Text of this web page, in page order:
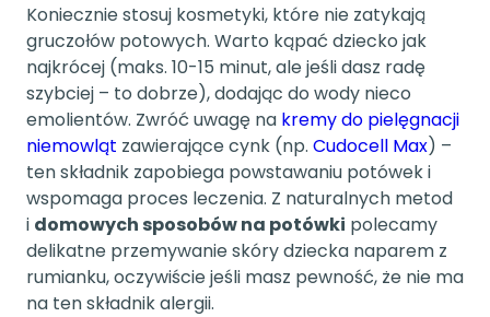
Koniecznie stosuj kosmetyki, które nie zatykają
gruczołów potowych. Warto kąpać dziecko jak
najkrócej (maks. 10-15 minut, ale jeśli dasz radę
szybciej – to dobrze), dodając do wody nieco
emolientów. Zwróć uwagę na kremy do pielęgnacji
niemowląt zawierające cynk (np. Cudocell Max) –
ten składnik zapobiega powstawaniu potówek i
wspomaga proces leczenia. Z naturalnych metod
i domowych sposobów na potówki polecamy
delikatne przemywanie skóry dziecka naparem z
rumianku, oczywiście jeśli masz pewność, że nie ma
na ten składnik alergii.